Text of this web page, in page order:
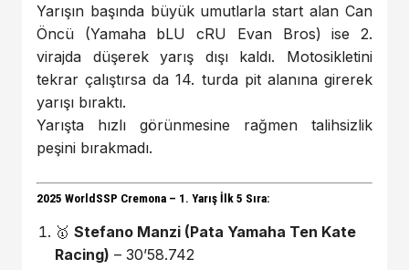
Yarışın başında büyük umutlarla start alan Can
Öncü (Yamaha bLU cRU Evan Bros) ise 2.
virajda düşerek yarış dışı kaldı. Motosikletini
tekrar çalıştırsa da 14. turda pit alanına girerek
yarışı bıraktı.
Yarışta hızlı görünmesine rağmen talihsizlik
peşini bırakmadı.
2025 WorldSSP Cremona – 1. Yarış İlk 5 Sıra:
🥇 Stefano Manzi (Pata Yamaha Ten Kate
Racing) – 30’58.742